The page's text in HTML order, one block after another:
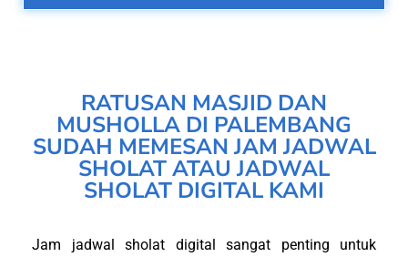
RATUSAN MASJID DAN
MUSHOLLA DI PALEMBANG
SUDAH MEMESAN JAM JADWAL
SHOLAT ATAU JADWAL
SHOLAT DIGITAL KAMI
Jam jadwal sholat digital sangat penting untuk